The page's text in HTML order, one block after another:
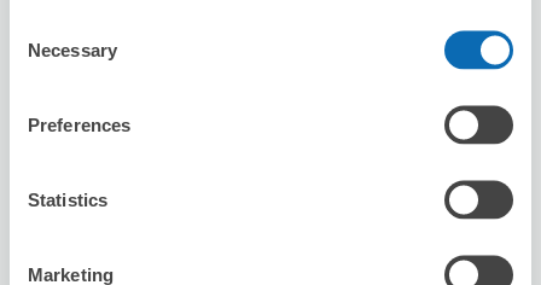
Selection
Necessary
Preferences
Statistics
Marketing
8/14五
cho 2-chome